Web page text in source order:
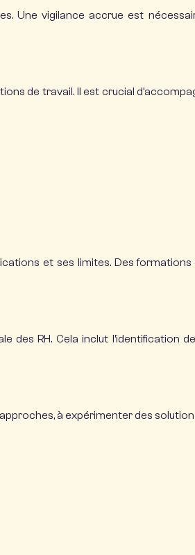
Une vigilance accrue est
de travail. Il est crucial
et ses limites. Des
des RH. Cela inclut l’identification
à expérimenter des